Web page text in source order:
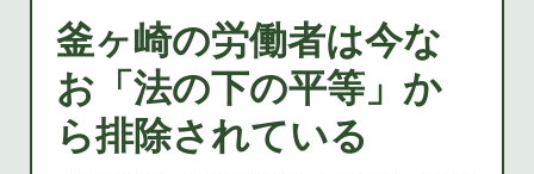
釜ヶ崎の労働者は今な
お「法の下の平等」か
ら排除されている